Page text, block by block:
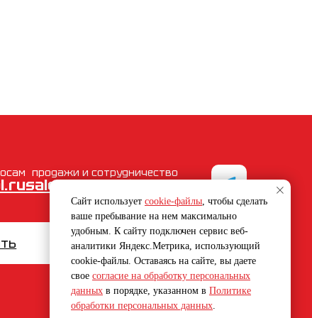
новости контакты
продажи и сотрудничество
sales@engelstool.ru
Политика в области качества
Сайт использует cookie-файлы, чтобы сделать
ваше пребывание на нем максимально
удобным. К cайту подключен сервис веб-
аналитики Яндекс.Метрика, использующий
cookie-файлы. Оставаясь на сайте, вы даете
свое согласие на обработку персональных
данных в порядке, указанном в Политике
обработки персональных данных.